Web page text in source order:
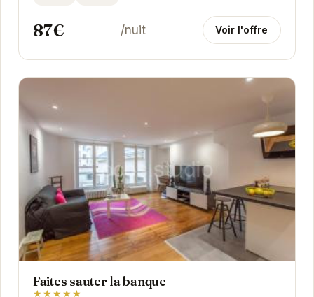
87€ /nuit Voir l'offre
Faites sauter la banque
★★★★★